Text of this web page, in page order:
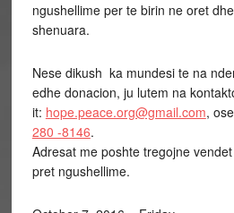
ngushellime per te birin ne oret
shenuara.
Nese dikush ka mundesi te na
edhe donacion, ju lutem na
it: hope.peace.org@gmail.com,
280 -8146.
Adresat me poshte tregojne
pret ngushellime.